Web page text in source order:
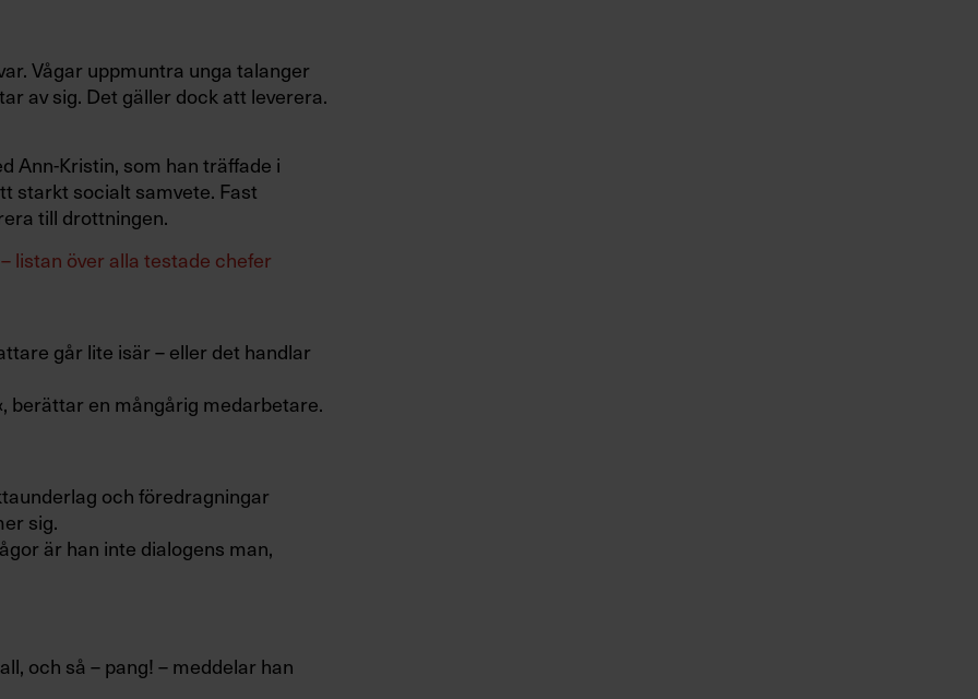
Vågar uppmuntra unga talanger
av sig. Det gäller dock att leverera.
Ann-Kristin, som han träffade i
starkt socialt samvete. Fast
till drottningen.
listan över alla testade chefer
går lite isär – eller det handlar
berättar en mångårig medarbetare.
och föredragningar
sig.
är han inte dialogens man,
och så – pang! – meddelar han